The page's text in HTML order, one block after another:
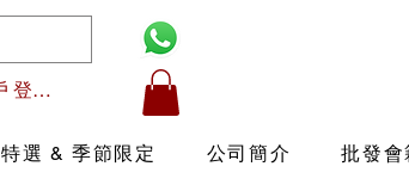
批發商戶 登入/註冊
特選 & 季節限定 公司簡介 批發會